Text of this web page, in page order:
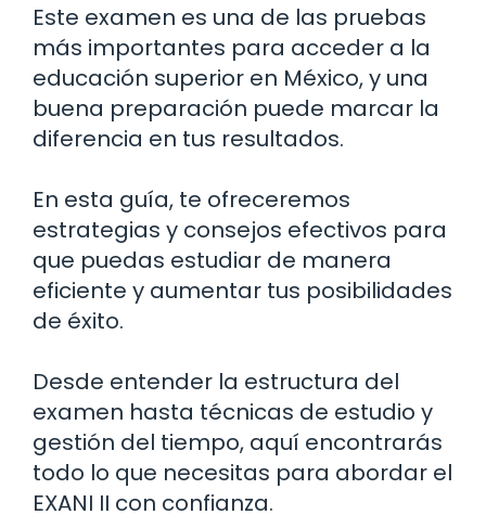
Este examen es una de las pruebas
más importantes para acceder a la
educación superior en México, y una
buena preparación puede marcar la
diferencia en tus resultados.
En esta guía, te ofreceremos
estrategias y consejos efectivos para
que puedas estudiar de manera
eficiente y aumentar tus posibilidades
de éxito.
Desde entender la estructura del
examen hasta técnicas de estudio y
gestión del tiempo, aquí encontrarás
todo lo que necesitas para abordar el
EXANI II con confianza.